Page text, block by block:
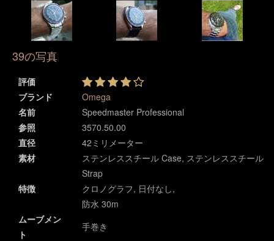
39の写真
評価
ブランド
Omega
名前
Speedmaster Professional
参照
3570.50.00
直径
42ミリメーター
素材
ステンレススチール Case, ステンレススチール
Strap
特徴
クロノグラフ, 日付なし,
防水 30m
ムーブメン
ト
手巻き